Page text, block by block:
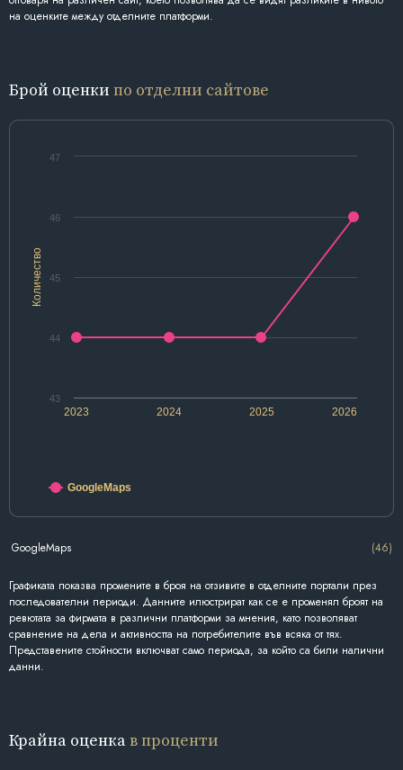
на оценките между отделните платформи.
Брой оценки по отделни сайтове
Количество
2024 2026
2023 2025
44
45
46
43
47
GoogleMaps
GoogleMaps (46)
Графиката показва промените в броя на отзивите в отделните портали през
последователни периоди. Данните илюстрират как се е променял броят на
ревютата за фирмата в различни платформи за мнения, като позволяват
сравнение на дела и активността на потребителите във всяка от тях.
Представените стойности включват само периода, за който са били налични
данни.
Крайна оценкав проценти